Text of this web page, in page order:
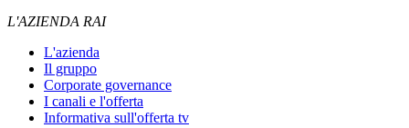
L'AZIENDA RAI
L'azienda
Il gruppo
Corporate governance
I canali e l'offerta
Informativa sull'offerta tv